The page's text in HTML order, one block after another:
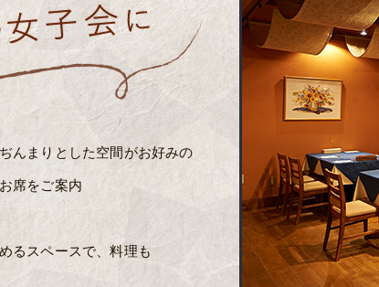
んまりとした空間がお好みの
席をご案内
るスペースで、料理も